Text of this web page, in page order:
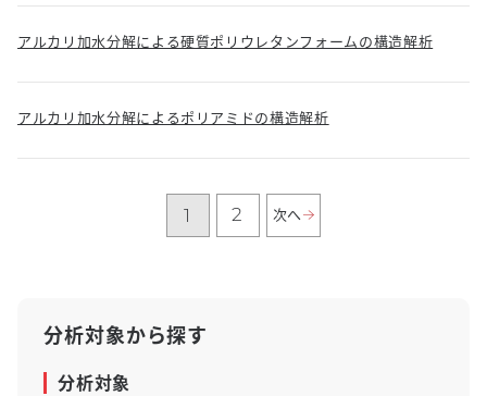
アルカリ加水分解による硬質ポリウレタンフォームの構造解析
アルカリ加水分解によるポリアミドの構造解析
1 2 次へ
分析対象から探す
分析対象